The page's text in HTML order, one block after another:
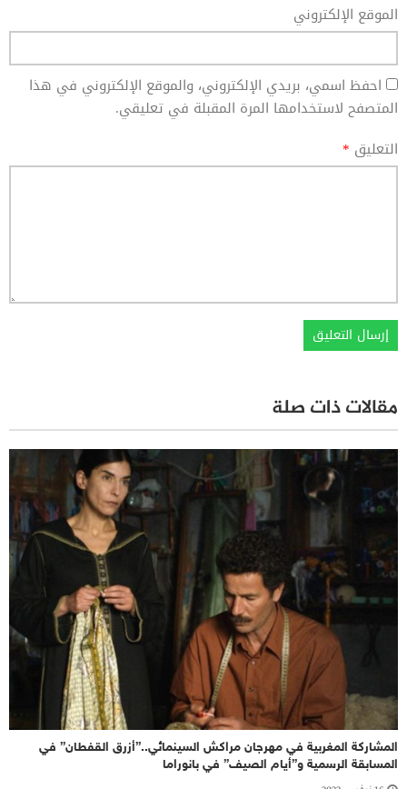
الموقع الإلكتروني
احفظ اسمي، بريدي الإلكتروني، والموقع الإلكتروني في هذا
المتصفح لاستخدامها المرة المقبلة في تعليقي.
التعليق *
مقالات ذات صلة
المشاركة المغربية في مهرجان مراكش السينمائي..”أزرق القفطان” في
المسابقة الرسمية و”أيام الصيف” في بانوراما